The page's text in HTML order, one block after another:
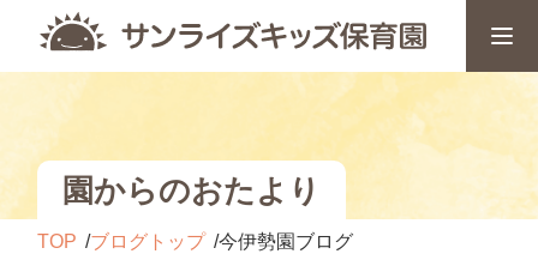
園からのおたより
TOP ブログトップ 今伊勢園ブログ